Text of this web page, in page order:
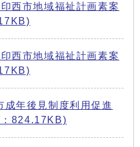
西市地域福祉計画素案
西市地域福祉計画素案
成年後見制度利用促進
824.17KB)